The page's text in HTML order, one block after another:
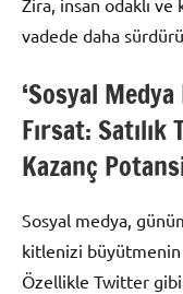
Zira, insan odaklı
vadede daha
‘Sosyal
Fırsat:
Kazanç
Sosyal medya,
kitlenizi
Özellikle Twitter